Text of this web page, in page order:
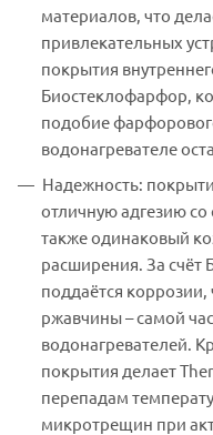
материалов, что
привлекательных
покрытия
Биостеклофарфор,
подобие
водонагревателе
Надежность:
отличную адгезию
также одинаковый
расширения. За счёт
поддаётся
ржавчины – самой
водонагревателей.
покрытия делает
перепадам
микротрещин при